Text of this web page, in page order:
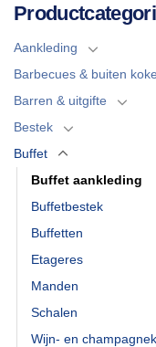
Aankleding
Barbecues & buiten
Barren & uitgifte
Bestek
Buffet
Buffet aankleding
Buffetbestek
Buffetten
Etageres
Manden
Schalen
Wijn- en